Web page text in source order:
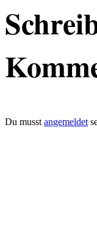
Du musst angemeldet